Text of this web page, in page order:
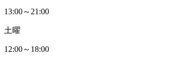
13:00～21:00
土曜
12:00～18:00